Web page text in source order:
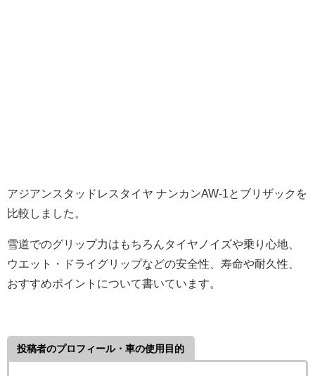
アジアンスタッドレスタイヤ ナンカンAW-1とブリザックを
比較しました。
雪道でのグリップ力はもちろんタイヤノイズや乗り心地、
ウエット・ドライグリップなどの安全性、寿命や耐久性、
おすすめポイント について書いています。
投稿者のプロフィール・車の使用目的